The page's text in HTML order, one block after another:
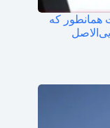
همانطور که